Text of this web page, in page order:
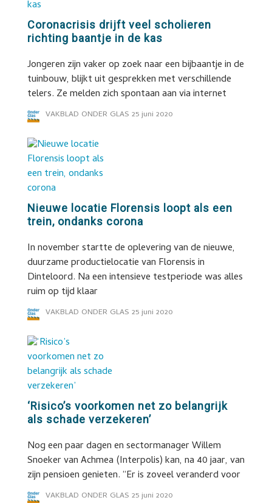
Coronacrisis drijft veel scholieren
richting baantje in de kas
Jongeren zijn vaker op zoek naar een bijbaantje in de
tuinbouw, blijkt uit gesprekken met verschillende
telers. Ze melden zich spontaan aan via internet
VAKBLAD ONDER GLAS 25 juni 2020
Nieuwe locatie Florensis loopt als een
trein, ondanks corona
In november startte de oplevering van de nieuwe,
duurzame productielocatie van Florensis in
Dinteloord. Na een intensieve testperiode was alles
ruim op tijd klaar
VAKBLAD ONDER GLAS 25 juni 2020
‘Risico’s voorkomen net zo belangrijk
als schade verzekeren’
Nog een paar dagen en sectormanager Willem
Snoeker van Achmea (Interpolis) kan, na 40 jaar, van
zijn pensioen genieten. “Er is zoveel veranderd voor
VAKBLAD ONDER GLAS 25 juni 2020